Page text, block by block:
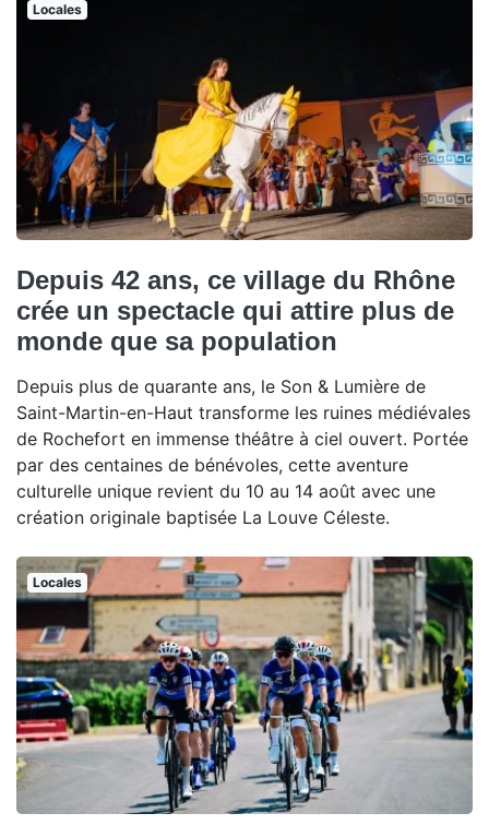
Locales
Depuis 42 ans, ce village du Rhône
crée un spectacle qui attire plus de
monde que sa population
Depuis plus de quarante ans, le Son & Lumière de
Saint-Martin-en-Haut transforme les ruines médiévales
de Rochefort en immense théâtre à ciel ouvert. Portée
par des centaines de bénévoles, cette aventure
culturelle unique revient du 10 au 14 août avec une
création originale baptisée La Louve Céleste.
Locales